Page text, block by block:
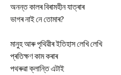
অনন্ত কালৰ বিৰামহীন যাত্ৰাৰ
ভাগৰ নাই নে তোমাৰ?
মানুহ আৰু পৃথিৱীৰ ইতিহাস লেখি লেখি
প্ৰতিক্ষণ কাম কৰাৰ
পথৰুৱা ক্লান্তি এটাই